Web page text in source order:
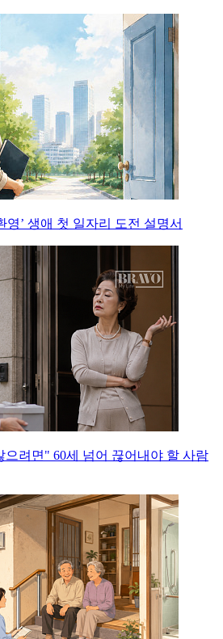
영’ 생애 첫 일자리 도전 설명서
으려면" 60세 넘어 끊어내야 할 사람